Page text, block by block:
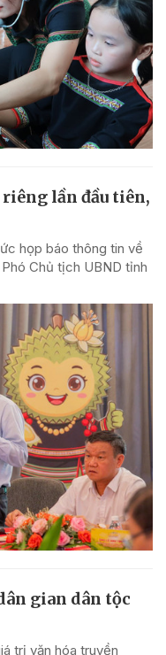
lần đầu tiên,
họp báo thông tin về
Chủ tịch UBND tỉnh
gian dân tộc
trị văn hóa truyền